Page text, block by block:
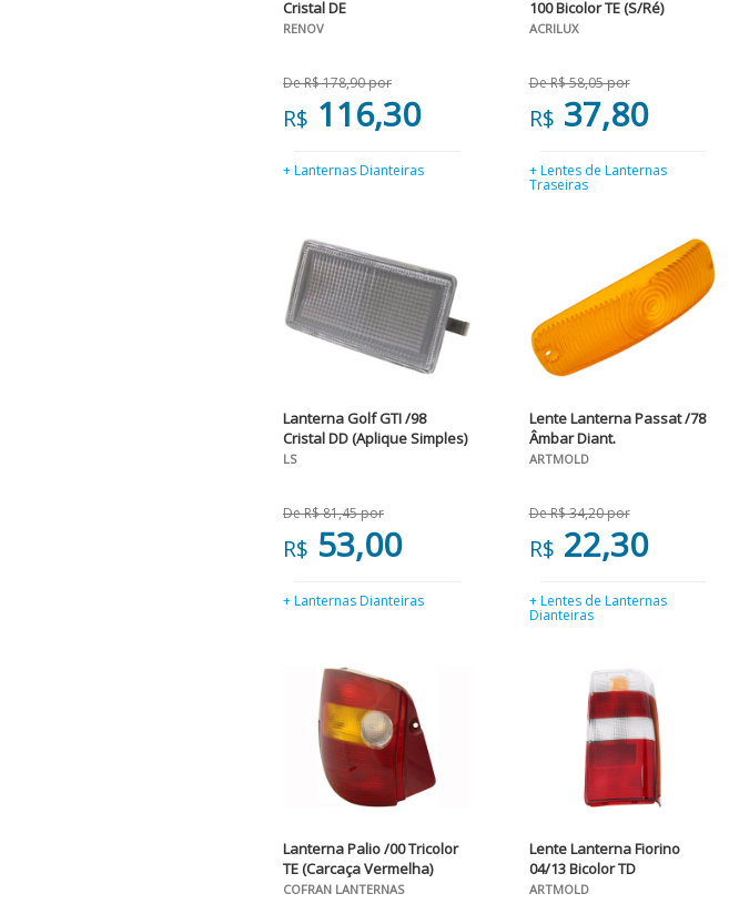
Cristal DE
RENOV
De R$ 178,90 por
R$ 116,30
+ Lanternas Dianteiras
100 Bicolor TE (S/Ré)
ACRILUX
De R$ 58,05 por
R$ 37,80
+ Lentes de Lanternas
Traseiras
Lanterna Golf GTI /98
Cristal DD (Aplique Simples)
LS
De R$ 81,45 por
R$ 53,00
+ Lanternas Dianteiras
Lente Lanterna Passat /78
Âmbar Diant.
ARTMOLD
De R$ 34,20 por
R$ 22,30
+ Lentes de Lanternas
Dianteiras
Lanterna Palio /00 Tricolor
TE (Carcaça Vermelha)
COFRAN LANTERNAS
Lente Lanterna Fiorino
04/13 Bicolor TD
ARTMOLD